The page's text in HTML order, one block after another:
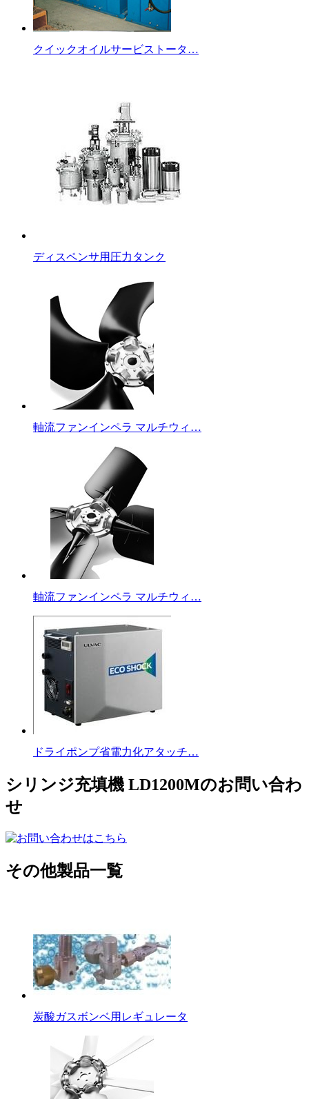
クイックオイルサービストータ…
ディスペンサ用圧力タンク
軸流ファンインペラ マルチウィ…
軸流ファンインペラ マルチウィ…
ドライポンプ省電力化アタッチ…
シリンジ充填機 LD1200Mのお問い合わ
せ
その他製品一覧
炭酸ガスボンベ用レギュレータ